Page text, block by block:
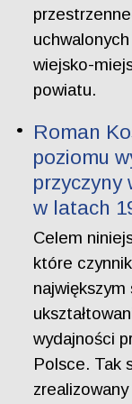
wiejsko-
powiatu.
Roman
poziomu
przyczyny
w latach
Celem
które
największym
wydajności
Polsce. Tak